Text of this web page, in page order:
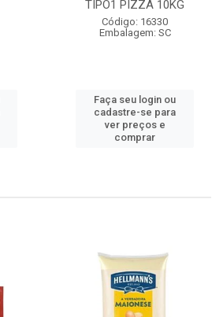
TIPO1 PIZZA 10KG
Código: 16330
Embalagem: SC
Faça seu login ou
cadastre-se para
ver preços e
comprar